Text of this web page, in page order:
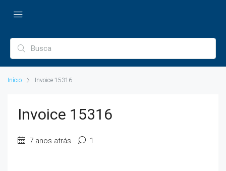
Início Invoice 15316
Invoice 15316
7 anos atrás 1